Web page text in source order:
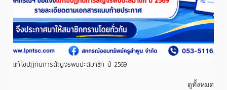
แก้ไขปฏิทินการสัญจรพบปะสมาชิก ปี 2569
ดูทั้งหมด